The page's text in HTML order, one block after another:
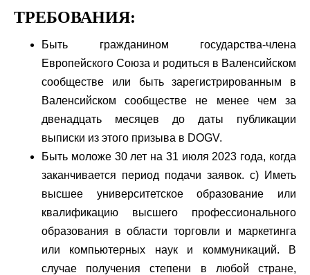
ТРЕБОВАНИЯ:
Быть гражданином государства-члена
Европейского Союза и родиться в Валенсийском
сообществе или быть зарегистрированным в
Валенсийском сообществе не менее чем за
двенадцать месяцев до даты публикации
выписки из этого призыва в DOGV.
Быть моложе 30 лет на 31 июля 2023 года, когда
заканчивается период подачи заявок. c) Иметь
высшее университетское образование или
квалификацию высшего профессионального
образования в области торговли и маркетинга
или компьютерных наук и коммуникаций. В
случае получения степени в любой стране,